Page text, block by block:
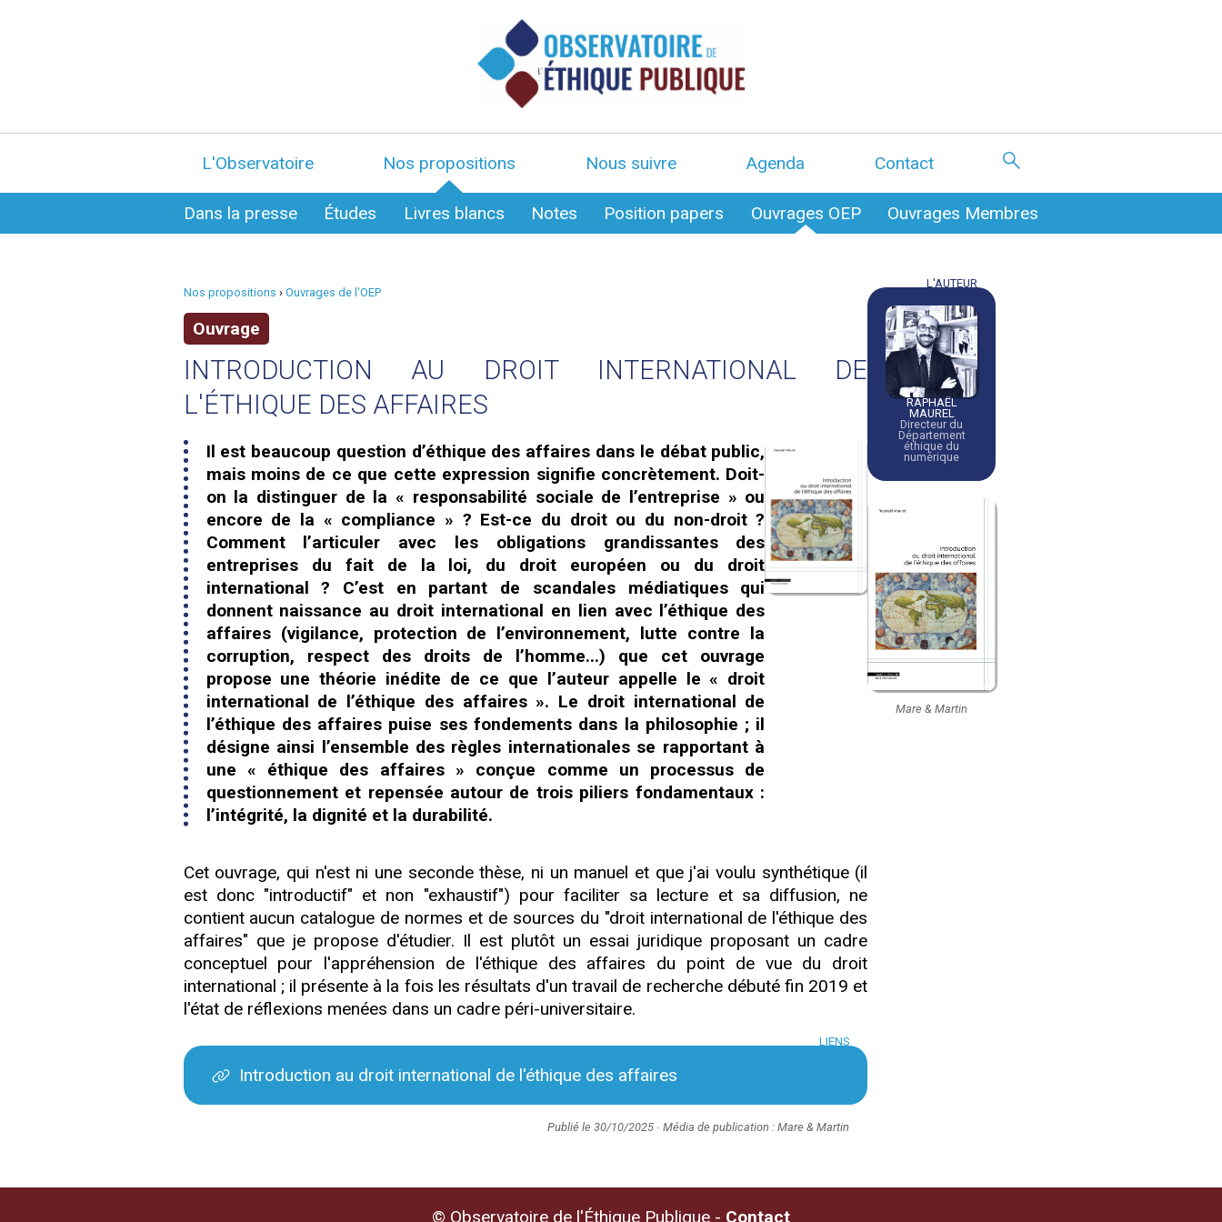
L'Observatoire Nos propositions Nous suivre Agenda Contact
Dans la presse Études Livres blancs Notes Position papers Ouvrages OEP Ouvrages Membres
Nos propositions › Ouvrages de l'OEP
Ouvrage
INTRODUCTION AU DROIT INTERNATIONAL DE
L'ÉTHIQUE DES AFFAIRES
Il est beaucoup question d’éthique des affaires dans le débat public,
mais moins de ce que cette expression signifie concrètement. Doit-
on la distinguer de la « responsabilité sociale de l’entreprise » ou
encore de la « compliance » ? Est-ce du droit ou du non-droit ?
Comment l’articuler avec les obligations grandissantes des
entreprises du fait de la loi, du droit européen ou du droit
international ? C’est en partant de scandales médiatiques qui
donnent naissance au droit international en lien avec l’éthique des
affaires (vigilance, protection de l’environnement, lutte contre la
corruption, respect des droits de l’homme...) que cet ouvrage
propose une théorie inédite de ce que l’auteur appelle le « droit
international de l’éthique des affaires ». Le droit international de
l’éthique des affaires puise ses fondements dans la philosophie ; il
désigne ainsi l’ensemble des règles internationales se rapportant à
une « éthique des affaires » conçue comme un processus de
questionnement et repensée autour de trois piliers fondamentaux :
l’intégrité, la dignité et la durabilité.
Cet ouvrage, qui n'est ni une seconde thèse, ni un manuel et que j'ai voulu synthétique (il
est donc "introductif" et non "exhaustif") pour faciliter sa lecture et sa diffusion, ne
contient aucun catalogue de normes et de sources du "droit international de l'éthique des
affaires" que je propose d'étudier. Il est plutôt un essai juridique proposant un cadre
conceptuel pour l'appréhension de l'éthique des affaires du point de vue du droit
international ; il présente à la fois les résultats d'un travail de recherche débuté fin 2019 et
l'état de réflexions menées dans un cadre péri-universitaire.
LIENS
Introduction au droit international de l'éthique des affaires
Publié le 30/10/2025 ∙ Média de publication : Mare & Martin
L'AUTEUR
RAPHAËL
MAUREL
Directeur du
Département
éthique du
numérique
Mare & Martin
© Observatoire de l'Éthique Publique - Contact